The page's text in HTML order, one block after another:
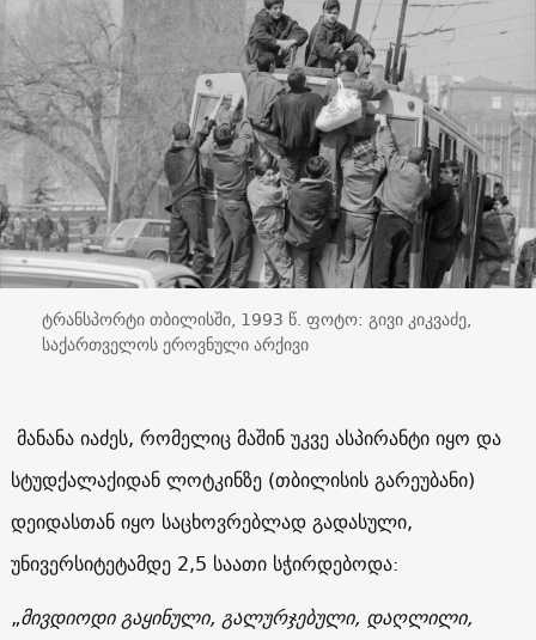
ტრანსპორტი თბილისში, 1993 წ. ფოტო: გივი კიკვაძე,
საქართველოს ეროვნული არქივი
მანანა იაძეს, რომელიც მაშინ უკვე ასპირანტი იყო და
სტუდქალაქიდან ლოტკინზე (თბილისის გარეუბანი)
დეიდასთან იყო საცხოვრებლად გადასული,
უნივერსიტეტამდე 2,5 საათი სჭირდებოდა:
„მივდიოდი გაყინული, გალურჯებული, დაღლილი,